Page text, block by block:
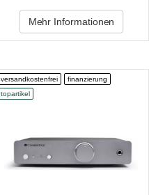
Mehr Informationen
versandkostenfrei
finanzierung
topartikel